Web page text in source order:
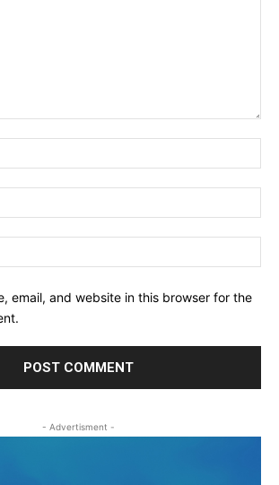
email, and website in this browser for the
- Advertisment -